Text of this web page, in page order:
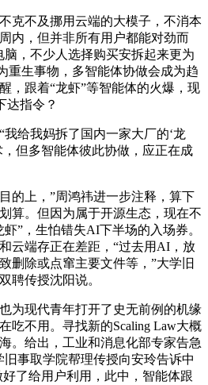
不及挪用云端的大模子，不消本
内，但并非所有用户都能对劲而
脑，不少人选择购买安拆起来更为
重生事物，多智能体协做会成为趋
，跟着“龙虾”等智能体的火爆，现
达指令？
给我妈拆了国内一家大厂的‘龙
但多智能体彼此协做，应正在成
上，”周鸿祎进一步注释，算下
算。但因为属于开源生态，现在不
”，生怕错失AI下半场的入场券。
云端存正在差距，“过去用AI，放
删除或点窜主要文件等，”大学旧
聘传授沈阳说。
现代青年打开了史无前例的机缘
吃不用。寻找新的Scaling Law大概
。给出，工业和消息化部专家告急
事取学院帮理传授向安玲告诉中
了给用户利用，此中，智能体跟